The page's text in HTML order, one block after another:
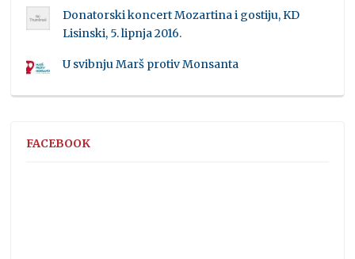
Donatorski koncert Mozartina i gostiju, KD
Lisinski, 5. lipnja 2016.
U svibnju Marš protiv Monsanta
FACEBOOK